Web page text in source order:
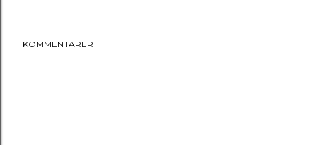
KOMMENTARER